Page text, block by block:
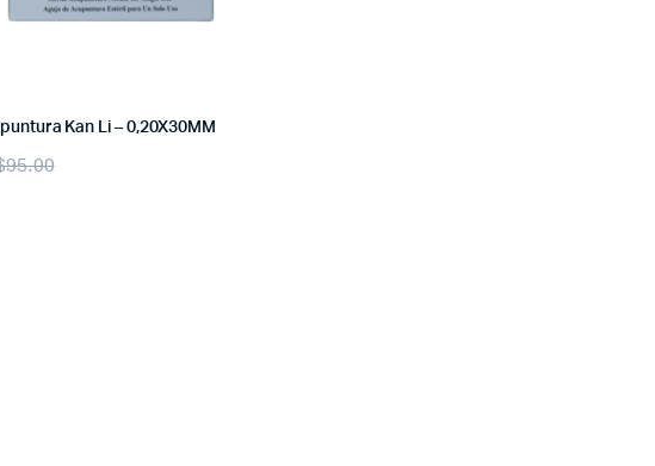
Kan Li – 0,20X30MM
95.00